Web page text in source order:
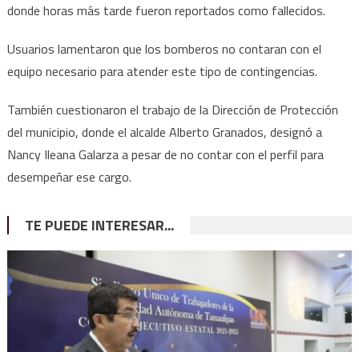
donde horas más tarde fueron reportados como fallecidos.
Usuarios lamentaron que los bomberos no contaran con el
equipo necesario para atender este tipo de contingencias.
También cuestionaron el trabajo de la Dirección de Protección
del municipio, donde el alcalde Alberto Granados, designó a
Nancy Ileana Galarza a pesar de no contar con el perfil para
desempeñar ese cargo.
TE PUEDE INTERESAR...